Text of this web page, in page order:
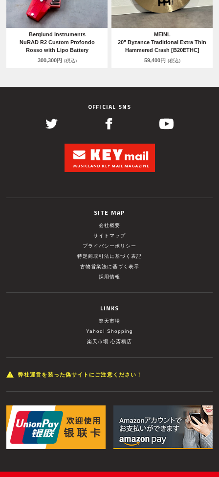
Berglund Instruments
NuRAD R2 Custom Profondo
Rosso with Lipo Battery
300,300円 (税込)
MEINL
20" Byzance Traditional Extra Thin
Hammered Crash [B20ETHC]
59,400円 (税込)
OFFICIAL SNS
SITE MAP
会社概要
サイトマップ
プライバシーポリシー
特定商取引法に基づく表記
古物営業法に基づく表示
採用情報
LINKS
楽天市場
Yahoo! Shopping
楽天市場 心斎橋店
弊社運営を装った偽サイトにご注意ください！